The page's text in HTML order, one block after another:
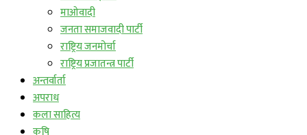
माओवादी
जनता समाजवादी पार्टी
राष्ट्रिय जनमोर्चा
राष्ट्रिय प्रजातन्त्र पार्टी
अन्तर्वार्ता
अपराध
कला साहित्य